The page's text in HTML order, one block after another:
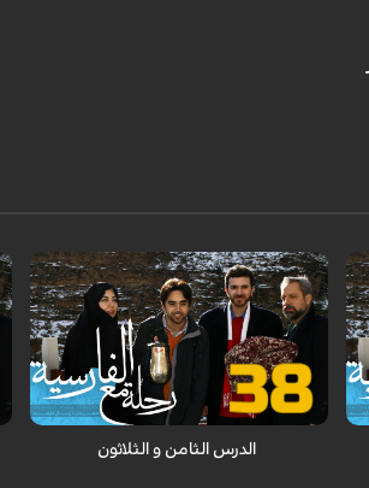
صياغة الجملة / فعل الأمر
الدرس الثامن و الثلاثون